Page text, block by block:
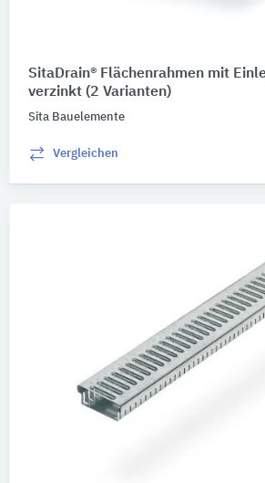
SitaDrain® Flächenrahmen mit
verzinkt (2 Varianten)
Sita Bauelemente
Vergleichen